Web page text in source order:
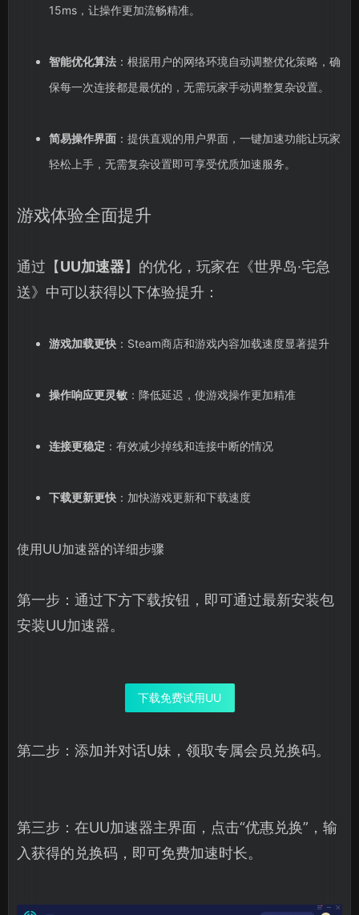
15ms，让操作更加流畅精准。
智能优化算法：根据用户的网络环境自动调整优化策略，确
保每一次连接都是最优的，无需玩家手动调整复杂设置。
简易操作界面：提供直观的用户界面，一键加速功能让玩家
轻松上手，无需复杂设置即可享受优质加速服务。
游戏体验全面提升
通过【UU加速器】的优化，玩家在《世界岛·宅急
送》中可以获得以下体验提升：
游戏加载更快：Steam商店和游戏内容加载速度显著提升
操作响应更灵敏：降低延迟，使游戏操作更加精准
连接更稳定 ：有效减少掉线和连接中断的情况
下载更新更快：加快游戏更新和下载速度
使用UU加速器的详细步骤
第一步：通过下方下载按钮，即可通过最新安装包
安装UU加速器。
下载免费试用UU
第二步：添加并对话U妹，领取专属会员兑换码。
第三步：在UU加速器主界面，点击“优惠兑换”，输
入获得的兑换码，即可免费加速时长。